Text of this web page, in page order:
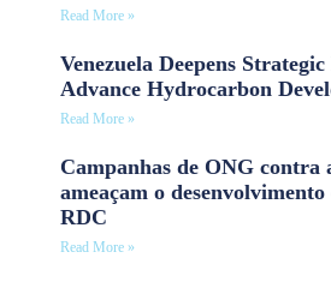
Read More »
Venezuela Deepens
Advance Hydrocarbon
Read More »
Campanhas de ONG contra
ameaçam o
RDC
Read More »